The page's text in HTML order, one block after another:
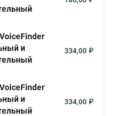
и
334,00 ₽
и
334,00 ₽